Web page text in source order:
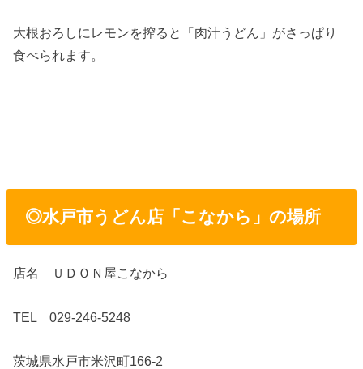
大根おろしにレモンを搾ると「肉汁うどん」がさっぱり
食べられます。
◎水戸市うどん店「こなから」の場所
店名 ＵＤＯＮ屋こなから
TEL 029-246-5248
茨城県水戸市米沢町166-2